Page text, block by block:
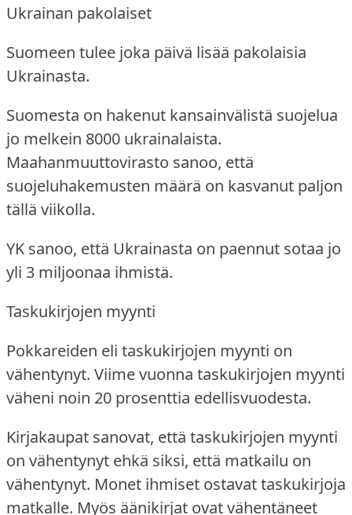
Ukrainan pakolaiset
Suomeen tulee joka päivä lisää pakolaisia
Ukrainasta.
Suomesta on hakenut kansainvälistä suojelua
jo melkein 8000 ukrainalaista.
Maahanmuuttovirasto sanoo, että
suojeluhakemusten määrä on kasvanut paljon
tällä viikolla.
YK sanoo, että Ukrainasta on paennut sotaa jo
yli 3 miljoonaa ihmistä.
Taskukirjojen myynti
Pokkareiden eli taskukirjojen myynti on
vähentynyt. Viime vuonna taskukirjojen myynti
väheni noin 20 prosenttia edellisvuodesta.
Kirjakaupat sanovat, että taskukirjojen myynti
on vähentynyt ehkä siksi, että matkailu on
vähentynyt. Monet ihmiset ostavat taskukirjoja
matkalle. Myös äänikirjat ovat vähentäneet